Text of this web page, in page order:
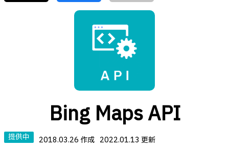
Bing Maps API
提供中 2018.03.26 作成 2022.01.13 更新